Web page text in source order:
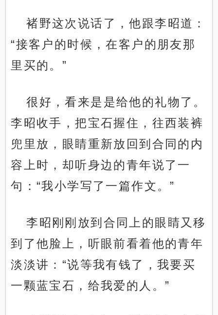
褚野这次说话了，他跟李昭道：
“接客户的时候，在客户的朋友那
里买的。”
很好，看来是是给他的礼物了。
李昭收手，把宝石握住，往西装裤
兜里放，眼睛重新放回到合同的内
容上时，却听身边的青年说了一
句：“我小学写了一篇作文。”
李昭刚刚放到合同上的眼睛又移
到了他脸上，听眼前看着他的青年
淡淡讲：“说等我有钱了，我要买
一颗蓝宝石，给我爱的人。”